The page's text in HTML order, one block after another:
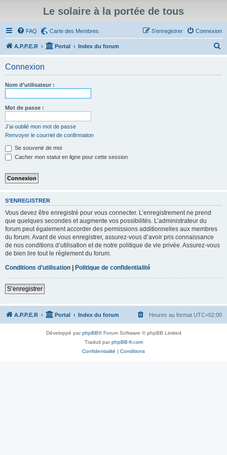
Le solaire à la portée de tous
FAQ Carte des Membres Connexion
S’enregistrer
A.P.P.E.R Portal Index du forum
Connexion
Nom d’utilisateur :
Mot de passe :
J’ai oublié mon mot de passe
Renvoyer le courriel de confirmation
Se souvenir de moi
Cacher mon statut en ligne pour cette session
S’ENREGISTRER
Vous devez être enregistré pour vous connecter. L’enregistrement ne prend
que quelques secondes et augmente vos possibilités. L’administrateur du
forum peut également accorder des permissions additionnelles aux membres
du forum. Avant de vous enregistrer, assurez-vous d’avoir pris connaissance
de nos conditions d’utilisation et de notre politique de vie privée. Assurez-vous
de bien lire tout le règlement du forum.
Conditions d’utilisation | Politique de confidentialité
S’enregistrer
A.P.P.E.R Portal Index du forum Heures au format UTC+02:00
Développé parphpBB® Forum Software © phpBB Limited
Traduit parphpBB-fr.com
Confidentialité | Conditions